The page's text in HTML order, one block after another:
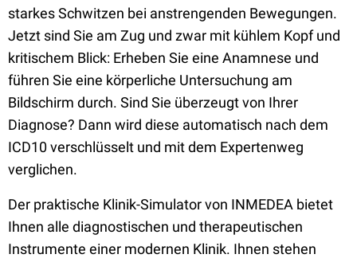
starkes Schwitzen bei anstrengenden Bewegungen.
Jetzt sind Sie am Zug und zwar mit kühlem Kopf und
kritischem Blick: Erheben Sie eine Anamnese und
führen Sie eine körperliche Untersuchung am
Bildschirm durch. Sind Sie überzeugt von Ihrer
Diagnose? Dann wird diese automatisch nach dem
ICD10 verschlüsselt und mit dem Expertenweg
verglichen.
Der praktische Klinik-Simulator von INMEDEA bietet
Ihnen alle diagnostischen und therapeutischen
Instrumente einer modernen Klinik. Ihnen stehen